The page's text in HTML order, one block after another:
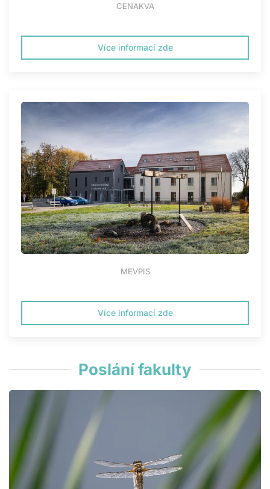
CENAKVA
Více informací zde
MEVPIS
Více informací zde
Poslání fakulty